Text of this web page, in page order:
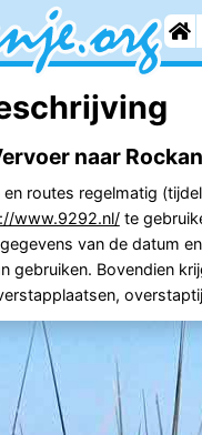
naar
routes regelmatig
www.9292.nl/te
van de datum
gebruiken. Bovendien